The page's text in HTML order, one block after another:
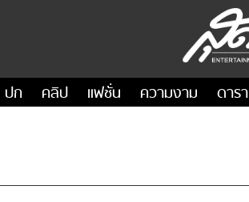
ปก คลิป แฟชั่น ความงาม ดารา